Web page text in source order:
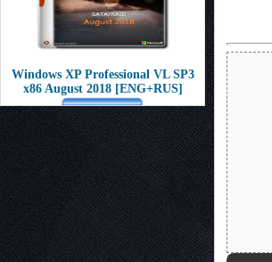
Windows XP Professional VL SP3
x86 August 2018 [ENG+RUS]